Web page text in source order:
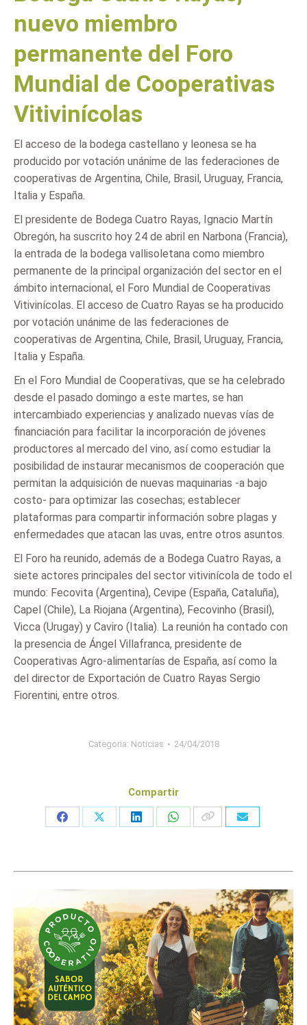
nuevo miembro
permanente del Foro
Mundial de Cooperativas
Vitivinícolas
El acceso de la bodega castellano y leonesa se ha
producido por votación unánime de las federaciones de
cooperativas de Argentina, Chile, Brasil, Uruguay, Francia,
Italia y España.
El presidente de Bodega Cuatro Rayas, Ignacio Martín
Obregón, ha suscrito hoy 24 de abril en Narbona (Francia),
la entrada de la bodega vallisoletana como miembro
permanente de la principal organización del sector en el
ámbito internacional, el Foro Mundial de Cooperativas
Vitivinícolas. El acceso de Cuatro Rayas se ha producido
por votación unánime de las federaciones de
cooperativas de Argentina, Chile, Brasil, Uruguay, Francia,
Italia y España.
En el Foro Mundial de Cooperativas, que se ha celebrado
desde el pasado domingo a este martes, se han
intercambiado experiencias y analizado nuevas vías de
financiación para facilitar la incorporación de jóvenes
productores al mercado del vino, así como estudiar la
posibilidad de instaurar mecanismos de cooperación que
permitan la adquisición de nuevas maquinarias -a bajo
costo- para optimizar las cosechas; establecer
plataformas para compartir información sobre plagas y
enfermedades que atacan las uvas, entre otros asuntos.
El Foro ha reunido, además de a Bodega Cuatro Rayas, a
siete actores principales del sector vitivinícola de todo el
mundo: Fecovita (Argentina), Cevipe (España, Cataluña),
Capel (Chile), La Riojana (Argentina), Fecovinho (Brasil),
Vicca (Urugay) y Caviro (Italia). La reunión ha contado con
la presencia de Ángel Villafranca, presidente de
Cooperativas Agro-alimentarías de España, así como la
del director de Exportación de Cuatro Rayas Sergio
Fiorentini, entre otros.
Categoria: Noticias 24/04/2018
Compartir
Share
Share
Share
Share